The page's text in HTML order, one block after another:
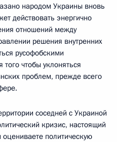
народом Украины вновь
действовать энергично
отношений между
решения внутренних
русофобскими
чтобы уклоняться
проблем, прежде всего
соседней с Украиной
кризис, настоящий
политическую